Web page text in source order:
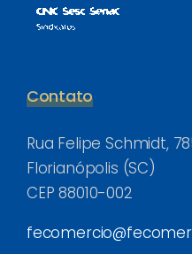
Contato
Rua Felipe Schmidt,
Florianópolis (SC)
CEP 88010-002